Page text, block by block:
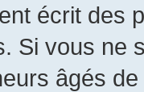
écrit des
Si vous ne
âgés